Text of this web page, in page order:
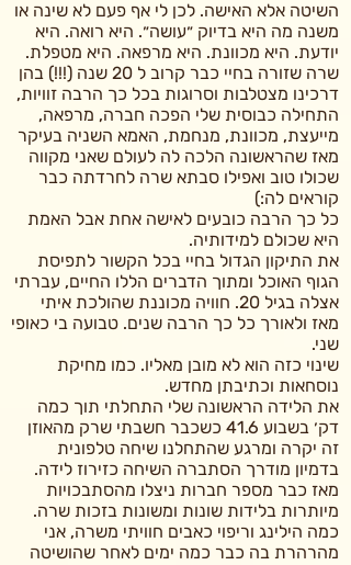
השיטה אלא האישה. לכן לי אף פעם לא שינה או
משנה מה היא בדיוק ״עושה״. היא רואה. היא
יודעת. היא מכוונת. היא מרפאה. היא מטפלת.
שרה שזורה בחיי כבר קרוב ל 20 שנה (!!!) בהן
דרכינו מצטלבות וסרוגות בכל כך הרבה זוויות,
התחילה כבוסית שלי הפכה חברה, מרפאה,
מייעצת, מכוונת, מנחמת, האמא השניה בעיקר
מאז שהראשונה הלכה לה לעולם שאני מקווה
שכולו טוב ואפילו סבתא שרה לחרדתה כבר
קוראים לה:)
כל כך הרבה כובעים לאישה אחת אבל האמת
היא שכולם למידותיה.
את התיקון הגדול בחיי בכל הקשור לתפיסת
הגוף האוכל ומתוך הדברים הללו החיים, עברתי
אצלה בגיל 20. חוויה מכוננת שהולכת איתי
מאז ולאורך כל כך הרבה שנים. טבועה בי כאופי
שני.
שינוי כזה הוא לא מובן מאליו. כמו מחיקת
נוסחאות וכתיבתן מחדש.
את הלידה הראשונה שלי התחלתי תוך כמה
דק׳ בשבוע 41.6 כשכבר חשבתי שרק מהאוזן
זה יקרה ומרגע שהתחלנו שיחה טלפונית
בדמיון מודרך הסתברה השיחה כזירוז לידה.
מאז כבר מספר חברות ניצלו מהסתבכויות
מיותרות בלידות שונות ומשונות בזכות שרה.
כמה הילינג וריפוי כאבים חוויתי משרה, אני
מהרהרת בה כבר כמה ימים לאחר שהושיטה